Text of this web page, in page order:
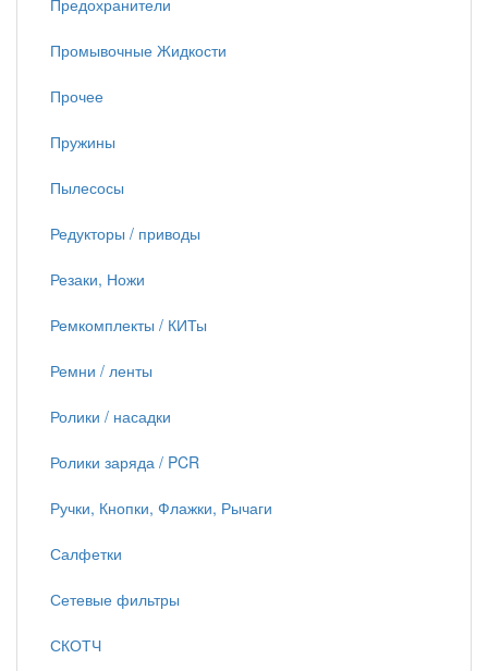
Предохранители
Промывочные Жидкости
Прочее
Пружины
Пылесосы
Редукторы / приводы
Резаки, Ножи
Ремкомплекты / КИТы
Ремни / ленты
Ролики / насадки
Ролики заряда / PCR
Ручки, Кнопки, Флажки, Рычаги
Салфетки
Сетевые фильтры
СКОТЧ